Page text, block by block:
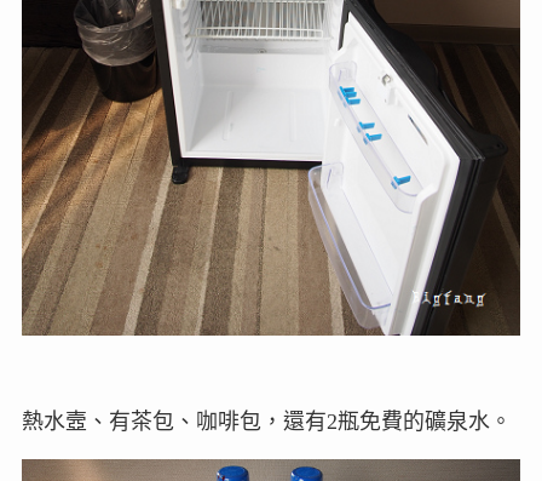
熱水壼、有茶包、咖啡包，還有2瓶免費的礦泉水。